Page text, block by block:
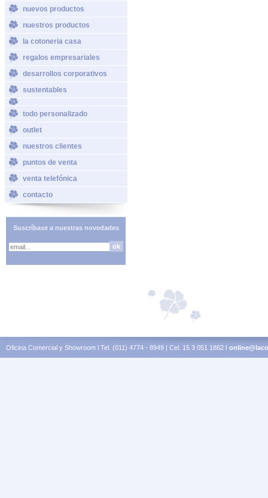
nuevos productos
nuestros productos
la cotoneria casa
regalos empresariales
desarrollos corporativos
sustentables
todo personalizado
outlet
nuestros clientes
puntos de venta
venta telefónica
contacto
Suscríbase a nuestras novedades
Oficina Comercial y Showroom l Tel. (011) 4774 - 8949 | Cel. 15 3 051 1862 l